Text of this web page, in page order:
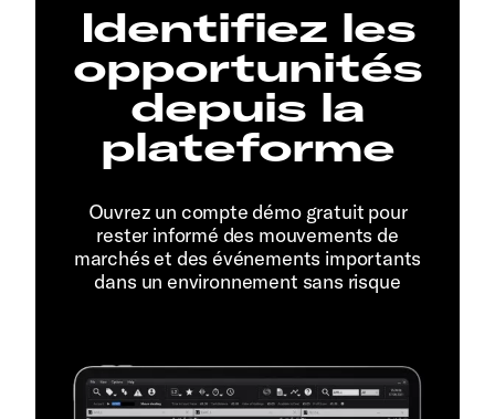
Identifiez les
opportunités
depuis la
plateforme
Ouvrez un compte démo gratuit pour
rester informé des mouvements de
marchés et des événements importants
dans un environnement sans risque